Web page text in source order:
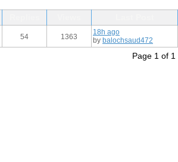
54 1363
18h ago
by balochsaud472
Page 1 of 1